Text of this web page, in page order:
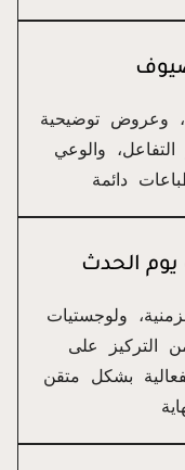
وعروض توضيحية
والوعي
دائمة
يوم الحدث
ولوجستيات
التركيز على
بشكل متقن